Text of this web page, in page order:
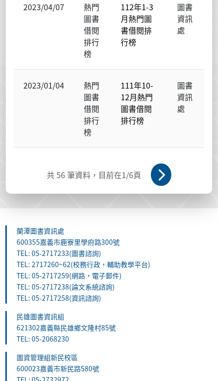
2023/04/07
熱門
圖書
借閱
排行
榜
112年1-3
月熱門圖
書借閱排
行榜
圖書
資訊
處
2023/01/04
熱門
圖書
借閱
排行
榜
111年10-
12月熱門
圖書借閱
排行榜
圖書
資訊
處
共56 筆資料，目前在1/6頁
蘭潭圖書資訊處
600355嘉義市鹿寮里學府路300號
TEL: 05-2717233(圖書諮詢)
TEL: 2717260~62(校務行政，輔助教學平台)
TEL: 05-2717259(網路，電子郵件)
TEL: 05-2717238(論文系統諮詢)
TEL: 05-2717258(資訊諮詢)
民雄圖書資訊組
621302嘉義縣民雄鄉文隆村85號
TEL: 05-2068230
圖資管理組新民校區
600023嘉義市新民路580號